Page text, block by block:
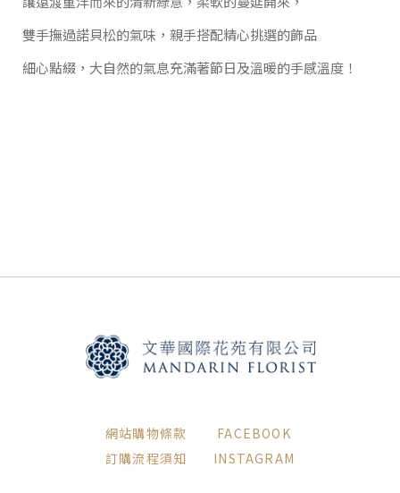
雙手撫過諾貝松的氣味，親手搭配精心挑選的飾品
細心點綴，大自然的氣息充滿著節日及溫暖的手感溫度！
網站購物條款
訂購流程須知
FACEBOOK
INSTAGRAM